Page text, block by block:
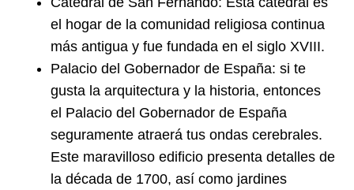
el hogar de la comunidad religiosa continua
más antigua y fue fundada en el siglo XVIII.
Palacio del Gobernador de España: si te
gusta la arquitectura y la historia, entonces
el Palacio del Gobernador de España
seguramente atraerá tus ondas cerebrales.
Este maravilloso edificio presenta detalles de
la década de 1700, así como jardines